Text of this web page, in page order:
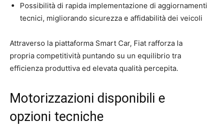
Possibilità di rapida implementazione di aggiornamenti
tecnici, migliorando sicurezza e affidabilità dei veicoli
Attraverso la piattaforma Smart Car, Fiat rafforza la
propria competitività puntando su un equilibrio tra
efficienza produttiva ed elevata qualità percepita.
Motorizzazioni disponibili e
opzioni tecniche